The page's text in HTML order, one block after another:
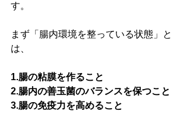
す。
まず「腸内環境を整っている状態」と
は、
1.腸の粘膜を作ること
2.腸内の善玉菌のバランスを保つこと
3.腸の免疫力を高めること